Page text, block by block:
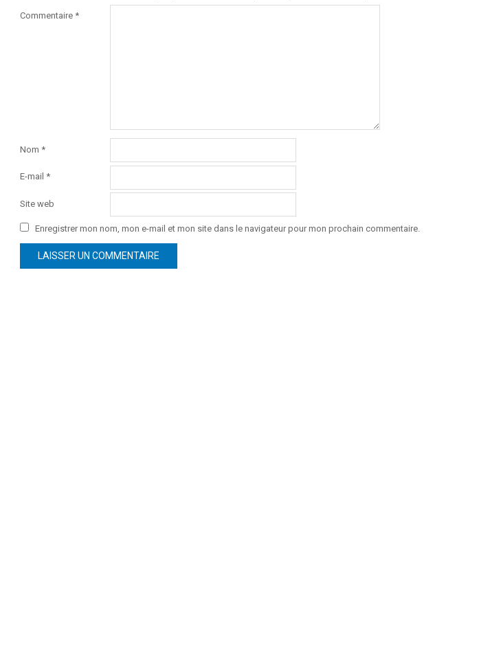
Commentaire *
Nom *
E-mail *
Site web
Enregistrer mon nom, mon e-mail et mon site dans le navigateur pour mon prochain commentaire.